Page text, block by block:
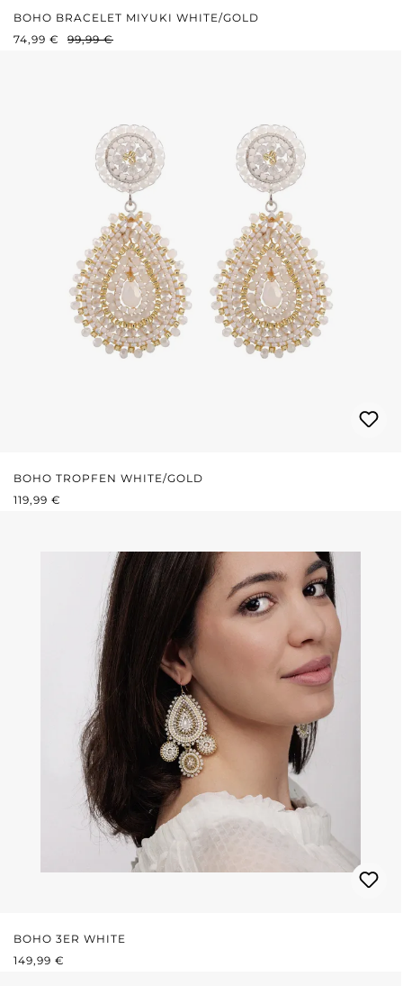
BOHO BRACELET MIYUKI WHITE/GOLD
VERKAUFSPREIS:
74,99 € REGULÄRER PREIS:
99,99 €
BOHO TROPFEN WHITE/GOLD
REGULÄRER PREIS:
119,99 €
BOHO 3ER WHITE
REGULÄRER PREIS:
149,99 €